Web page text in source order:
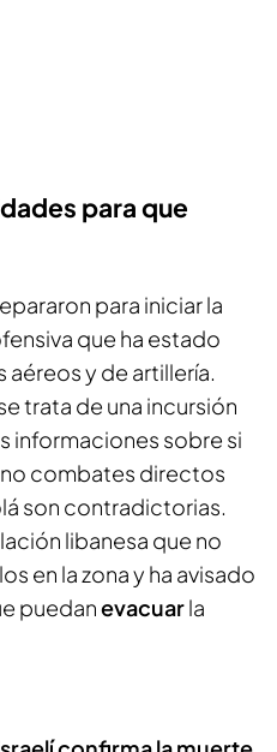
para que
para iniciar la
que ha estado
y de artillería.
trata de una incursión
informaciones sobre si
combates directos
son contradictorias.
libanesa que no
en la zona y ha avisado
puedanevacuarla